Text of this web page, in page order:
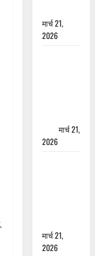
मार्च 21,
2026
मार्च 21,
2026
मार्च 21,
2026